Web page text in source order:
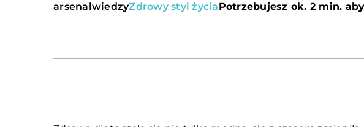
arsenalwiedzyZdrowy styl życiaPotrzebujesz ok. 2 min.